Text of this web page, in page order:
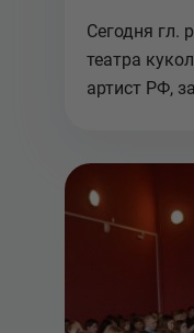
Сегодня гл.
театра
артист РФ,